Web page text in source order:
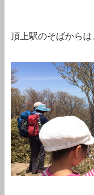
頂上駅のそばからは